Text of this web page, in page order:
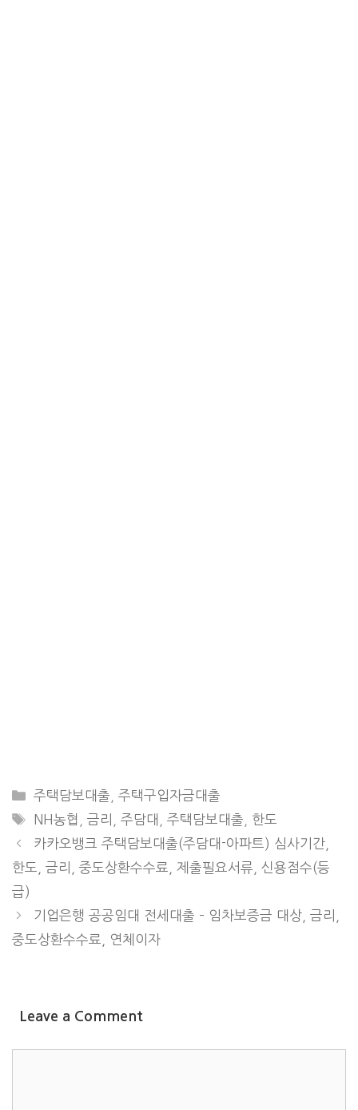
CATEGORIES
주택담보대출 ,주택구입자금대출
TAGS
NH농협 ,금리 ,주담대 ,주택담보대출
한도
카카오뱅크 주택담보대출(주담대-아파트) 심사기간,
한도, 금리, 중도상환수수료, 제출필요서류, 신용점수(등
급)
기업은행 공공임대 전세대출 – 임차보증금 대상, 금리,
중도상환수수료, 연체이자
Leave a Comment